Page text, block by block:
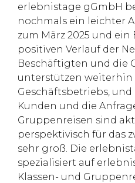
erlebnistage gGmbH
nochmals ein leichter
zum März 2025 und ein
positiven Verlauf der
Beschäftigten und die
unterstützen
Geschäftsbetriebs,
Kunden und die
Gruppenreisen sind
perspektivisch für das
sehr groß. Die
spezialisiert auf
Klassen- und